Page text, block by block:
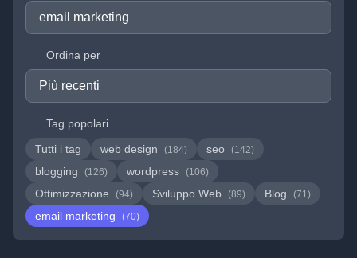
Ordina per
Tag popolari
Tutti i tag
web design (184) seo (142)
blogging (126) wordpress (106)
Ottimizzazione (94) Sviluppo Web (89) Blog (71)
email marketing (70)